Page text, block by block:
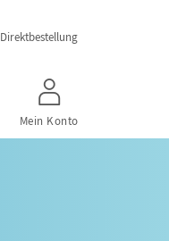
Direktbestellung
Mein Konto